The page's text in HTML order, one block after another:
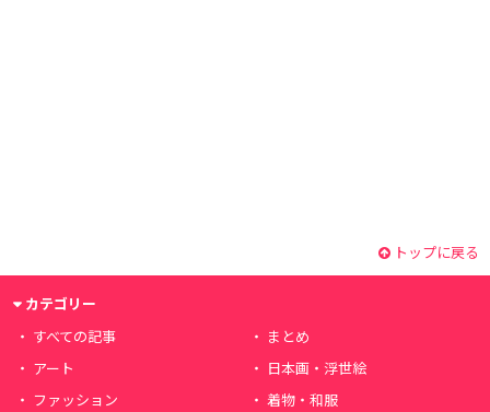
トップに戻る
カテゴリー
すべての記事
まとめ
アート
日本画・浮世絵
ファッション
着物・和服